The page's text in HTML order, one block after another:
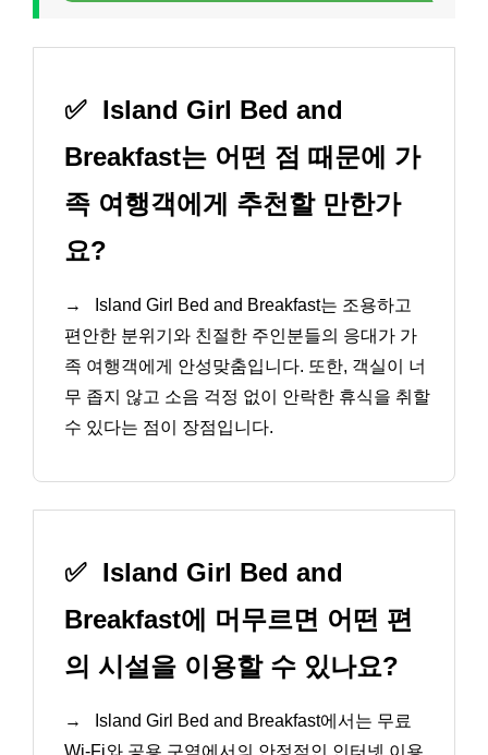
✅ Island Girl Bed and
Breakfast는 어떤 점 때문에 가
족 여행객에게 추천할 만한가
요?
→
Island Girl Bed and Breakfast는 조용하고
편안한 분위기와 친절한 주인분들의 응대가 가
족 여행객에게 안성맞춤입니다. 또한, 객실이 너
무 좁지 않고 소음 걱정 없이 안락한 휴식을 취할
수 있다는 점이 장점입니다.
✅ Island Girl Bed and
Breakfast에 머무르면 어떤 편
의 시설을 이용할 수 있나요?
→
Island Girl Bed and Breakfast에서는 무료